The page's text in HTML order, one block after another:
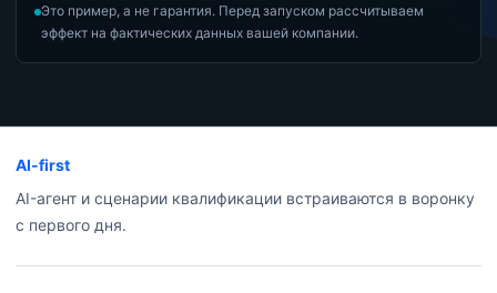
Это пример, а не гарантия. Перед запуском рассчитываем
эффект на фактических данных вашей компании.
AI-first
AI-агент и сценарии квалификации встраиваются в воронку
с первого дня.